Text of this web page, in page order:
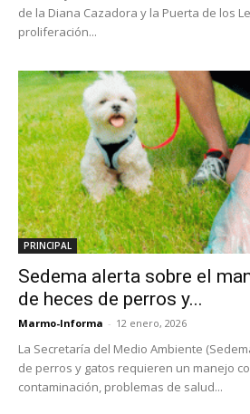
de la Diana Cazadora y la Puerta de los
proliferación...
PRINCIPAL
Sedema alerta sobre el
de heces de perros y...
Marmo-Informa - 12 enero, 2026
La Secretaría del Medio Ambiente
de perros y gatos requieren un manejo
contaminación, problemas de salud...